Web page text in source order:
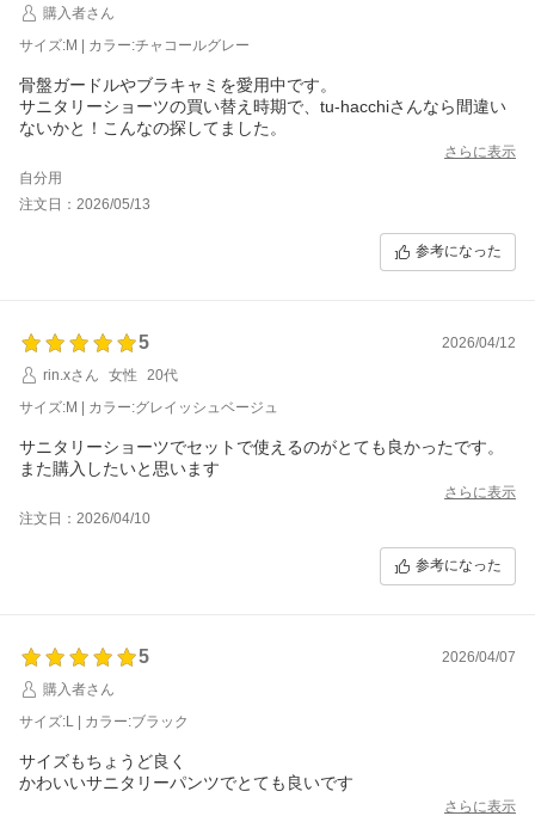
購入者さん
サイズ:M | カラー:チャコールグレー
骨盤ガードルやブラキャミを愛用中です。
サニタリーショーツの買い替え時期で、tu-hacchiさんなら間違い
ないかと！こんなの探してました。
さらに表示
自分用
注文日：2026/05/13
参考になった
5
2026/04/12
rin.xさん
女性
20代
サイズ:M | カラー:グレイッシュベージュ
サニタリーショーツでセットで使えるのがとても良かったです。
また購入したいと思います
さらに表示
注文日：2026/04/10
参考になった
5
2026/04/07
購入者さん
サイズ:L | カラー:ブラック
サイズもちょうど良く
かわいいサニタリーパンツでとても良いです
さらに表示